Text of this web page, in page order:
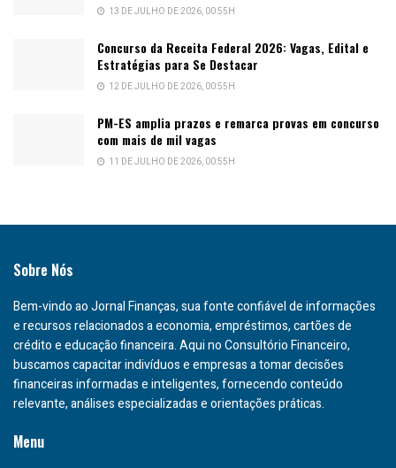
13 DE JULHO DE 2026, 00:55H
Concurso da Receita Federal 2026: Vagas, Edital e
Estratégias para Se Destacar
12 DE JULHO DE 2026, 00:55H
PM-ES amplia prazos e remarca provas em concurso
com mais de mil vagas
11 DE JULHO DE 2026, 00:55H
Sobre Nós
Bem-vindo ao Jornal Finanças, sua fonte confiável de informações
e recursos relacionados a economia, empréstimos, cartões de
crédito e educação financeira. Aqui no Consultório Financeiro,
buscamos capacitar indivíduos e empresas a tomar decisões
financeiras informadas e inteligentes, fornecendo conteúdo
relevante, análises especializadas e orientações práticas.
Menu